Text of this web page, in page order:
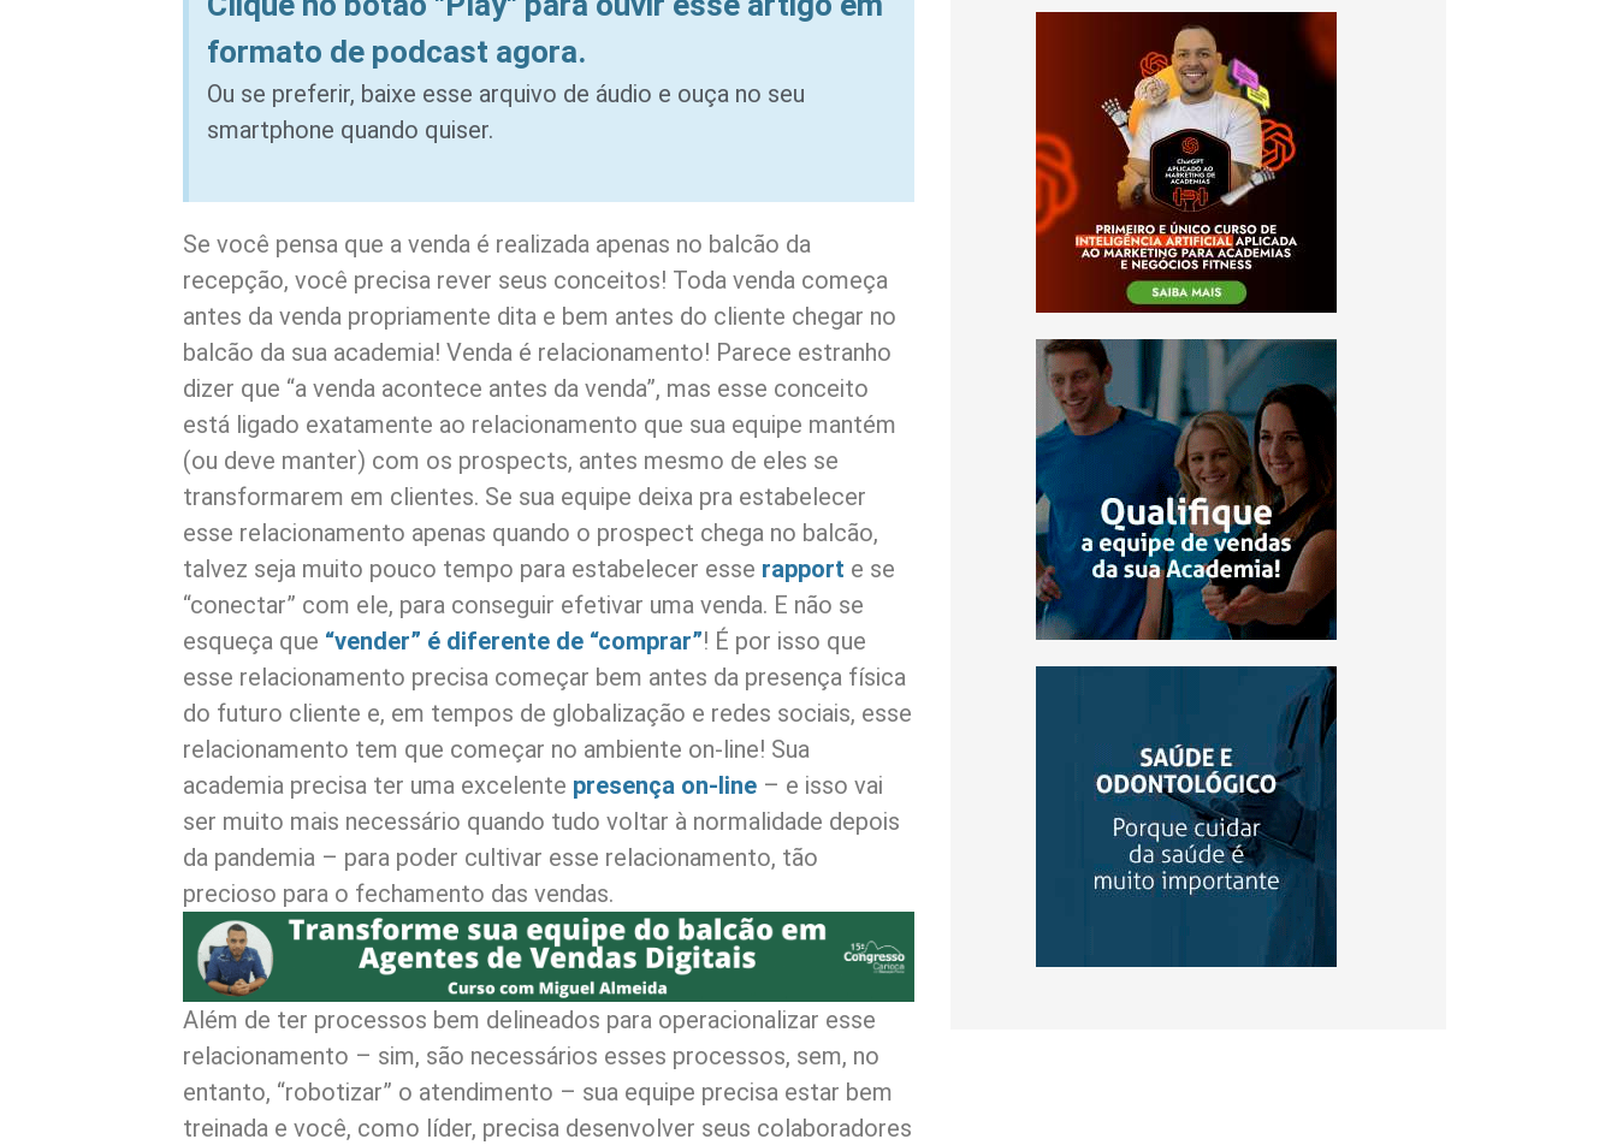
formato de podcast agora.
Ou se preferir, baixe esse arquivo de áudio e ouça no seu
smartphone quando quiser.
Se você pensa que a venda é realizada apenas no balcão da
recepção, você precisa rever seus conceitos! Toda venda começa
antes da venda propriamente dita e bem antes do cliente chegar no
balcão da sua academia! Venda é relacionamento! Parece estranho
dizer que “a venda acontece antes da venda”, mas esse conceito
está ligado exatamente ao relacionamento que sua equipe mantém
(ou deve manter) com os prospects, antes mesmo de eles se
transformarem em clientes. Se sua equipe deixa pra estabelecer
esse relacionamento apenas quando o prospect chega no balcão,
talvez seja muito pouco tempo para estabelecer esse rapport e se
“conectar” com ele, para conseguir efetivar uma venda. E não se
esqueça que “vender” é diferente de “comprar”! É por isso que
esse relacionamento precisa começar bem antes da presença física
do futuro cliente e, em tempos de globalização e redes sociais, esse
relacionamento tem que começar no ambiente on-line! Sua
academia precisa ter uma excelente presença on-line – e isso vai
ser muito mais necessário quando tudo voltar à normalidade depois
da pandemia – para poder cultivar esse relacionamento, tão
precioso para o fechamento das vendas.
Além de ter processos bem delineados para operacionalizar esse
relacionamento – sim, são necessários esses processos, sem, no
entanto, “robotizar” o atendimento – sua equipe precisa estar bem
treinada e você, como líder, precisa desenvolver seus colaboradores